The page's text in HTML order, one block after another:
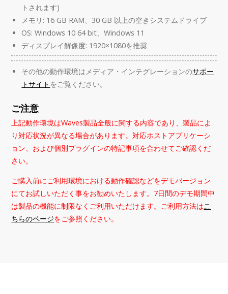
トされます)
メモリ: 16 GB RAM、30 GB 以上の空きシステムドライブ
OS: Windows 10 64 bit、Windows 11
ディスプレイ解像度: 1920×1080を推奨
その他の動作環境はメディア・インテグレーションのサポー
トサイト をご覧ください。
ご注意
上記動作環境はWaves製品全般に関する内容であり、製品によ
り対応状況が異なる場合があります。対応ホストアプリケーシ
ョン、および個別プラグインの特記事項を合わせてご確認くだ
さい。
ご購入前にご利用環境における動作確認などをデモバージョン
にてお試しいただく事をお勧めいたします。7日間のデモ期間中
は製品の機能に制限なくご利用いただけます。ご利用方法はこ
ちらのページをご参照ください。